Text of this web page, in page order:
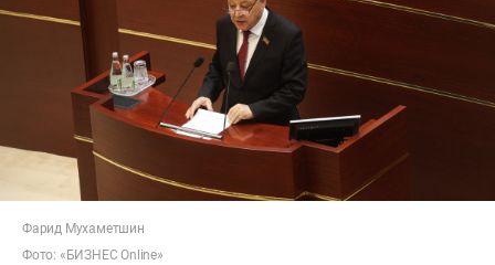
Фарид Мухаметшин
Фото: «БИЗНЕС Online»